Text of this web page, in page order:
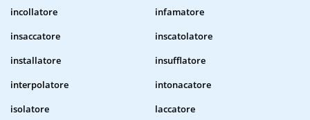
incollatore
infamatore
insaccatore
inscatolatore
installatore
insufflatore
interpolatore
intonacatore
isolatore
laccatore